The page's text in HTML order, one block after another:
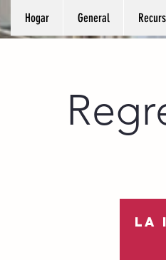
Hogar General
La